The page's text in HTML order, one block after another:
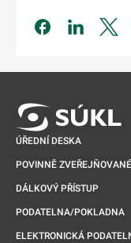
Odkaz se
ÚŘEDNÍ DESKA
POVINNĚ
DÁLKOVÝ PŘÍSTUP
PODATELNA/POKLADNA
ELEKTRONICKÁ